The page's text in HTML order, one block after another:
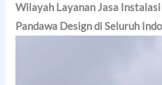
Wilayah Layanan Jasa
Pandawa Design di Seluruh